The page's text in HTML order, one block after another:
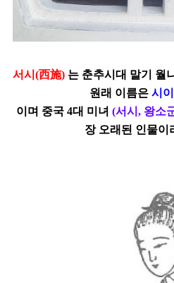
서시 (西施) 는 춘추시대 말기 월
원래 이름은 시
이며 중국 4대 미녀 (서시 , 왕소
장 오래된 인물이